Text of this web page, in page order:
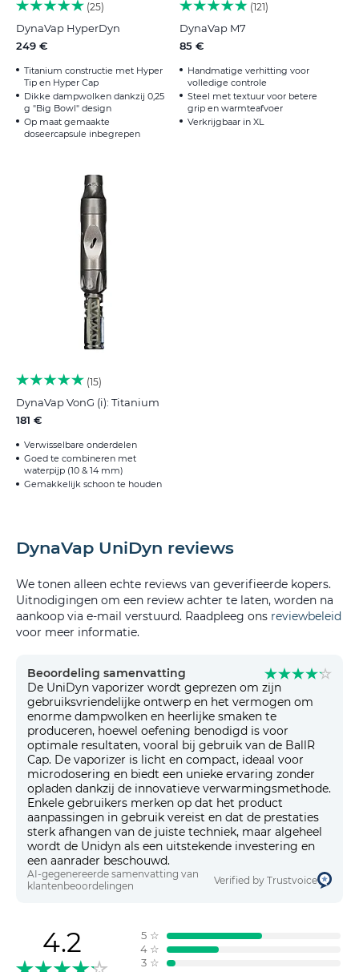
25
DynaVap HyperDyn
249 €
Titanium constructie met Hyper
Tip en Hyper Cap
Dikke dampwolken dankzij 0,25
g "Big Bowl" design
Op maat gemaakte
doseercapsule inbegrepen
121
DynaVap M7
85 €
Handmatige verhitting voor
volledige controle
Steel met textuur voor betere
grip en warmteafvoer
Verkrijgbaar in XL
15
DynaVap VonG (i): Titanium
181 €
Verwisselbare onderdelen
Goed te combineren met
waterpijp (10 & 14 mm)
Gemakkelijk schoon te houden
DynaVap UniDyn reviews
We tonen alleen echte reviews van geverifieerde kopers.
Uitnodigingen om een review achter te laten, worden na
aankoop via e-mail verstuurd. Raadpleeg ons reviewbeleid
voor meer informatie.
Beoordeling samenvatting
De UniDyn vaporizer wordt geprezen om zijn
gebruiksvriendelijke ontwerp en het vermogen om
enorme dampwolken en heerlijke smaken te
produceren, hoewel oefening benodigd is voor
optimale resultaten, vooral bij gebruik van de BallR
Cap. De vaporizer is licht en compact, ideaal voor
microdosering en biedt een unieke ervaring zonder
opladen dankzij de innovatieve verwarmingsmethode.
Enkele gebruikers merken op dat het product
aanpassingen in gebruik vereist en dat de prestaties
sterk afhangen van de juiste techniek, maar algeheel
wordt de Unidyn als een uitstekende investering en
een aanrader beschouwd.
AI-gegenereerde samenvatting van
klantenbeoordelingen
Verified by Trustvoice
4.2 5 ☆
4 ☆
3 ☆